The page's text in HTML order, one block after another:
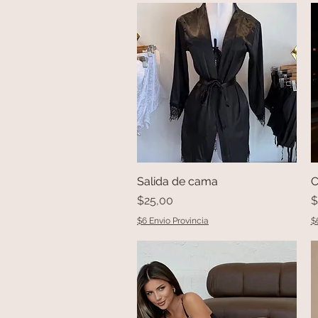
Vista rápida
Salida de cama
Precio
$25,00
$6 Envio Provincia